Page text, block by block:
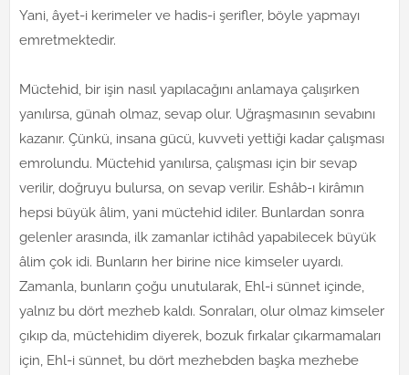
Yani, âyet-i kerimeler ve hadis-i şerifler, böyle yapmayı
emretmektedir.
Müctehid, bir işin nasıl yapılacağını anlamaya çalışırken
yanılırsa, günah olmaz, sevap olur. Uğraşmasının sevabını
kazanır. Çünkü, insana gücü, kuvveti yettiği kadar çalışması
emrolundu. Müctehid yanılırsa, çalışması için bir sevap
verilir, doğruyu bulursa, on sevap verilir. Eshâb-ı kirâmın
hepsi büyük âlim, yani müctehid idiler. Bunlardan sonra
gelenler arasında, ilk zamanlar ictihâd yapabilecek büyük
âlim çok idi. Bunların her birine nice kimseler uyardı.
Zamanla, bunların çoğu unutularak, Ehl-i sünnet içinde,
yalnız bu dört mezheb kaldı. Sonraları, olur olmaz kimseler
çıkıp da, müctehidim diyerek, bozuk fırkalar çıkarmamaları
için, Ehl-i sünnet, bu dört mezhebden başka mezhebe